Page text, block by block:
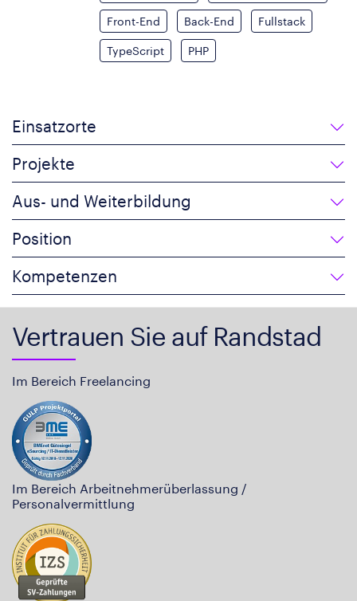
Front-End Back-End Fullstack
TypeScript PHP
Einsatzorte
Projekte
Aus- und Weiterbildung
Position
Kompetenzen
Vertrauen Sie auf Randstad
Im Bereich Freelancing
Im Bereich Arbeitnehmerüberlassung /
Personalvermittlung